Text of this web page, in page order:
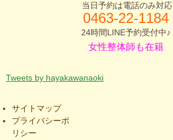
当日予約は電話のみ対応
0463-22-1184
24時間LINE予約受付中♪
女性整体師も在籍
Tweets by hayakawanaoki
サイトマップ
プライバシーポ
リシー